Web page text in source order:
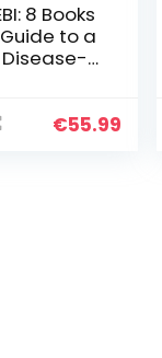
8 Books
Guide to a
Disease-
of Dr
€55.99